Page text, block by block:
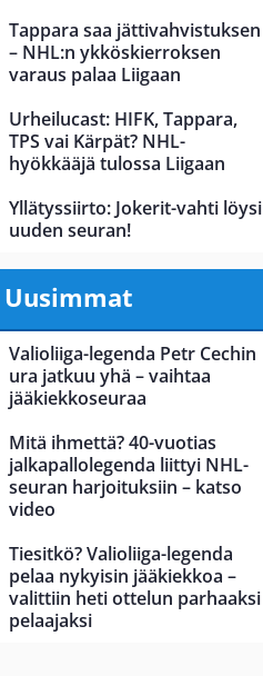
Tappara saa jättivahvistuksen
– NHL:n ykköskierroksen
varaus palaa Liigaan
Urheilucast: HIFK, Tappara,
TPS vai Kärpät? NHL-
hyökkääjä tulossa Liigaan
Yllätyssiirto: Jokerit-vahti löysi
uuden seuran!
Uusimmat
Valioliiga-legenda Petr Cechin
ura jatkuu yhä – vaihtaa
jääkiekkoseuraa
Mitä ihmettä? 40-vuotias
jalkapallolegenda liittyi NHL-
seuran harjoituksiin – katso
video
Tiesitkö? Valioliiga-legenda
pelaa nykyisin jääkiekkoa –
valittiin heti ottelun parhaaksi
pelaajaksi